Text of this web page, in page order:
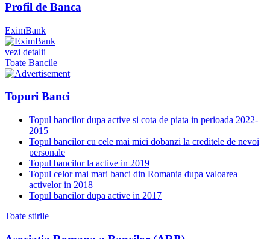
Profil de Banca
EximBank
vezi detalii
Toate Bancile
Topuri Banci
Topul bancilor dupa active si cota de piata in perioada 2022-
2015
Topul bancilor cu cele mai mici dobanzi la creditele de nevoi
personale
Topul bancilor la active in 2019
Topul celor mai mari banci din Romania dupa valoarea
activelor in 2018
Topul bancilor dupa active in 2017
Toate stirile